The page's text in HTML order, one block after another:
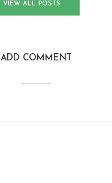
VIEW ALL POSTS
ADD COMMENT